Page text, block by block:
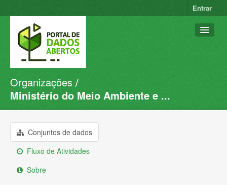
Entrar
Conjuntos de dados
Organizações
Sobre
Organizações
Ministério do Meio Ambiente e ...
Conjuntos de dados
Fluxo de Atividades
Sobre